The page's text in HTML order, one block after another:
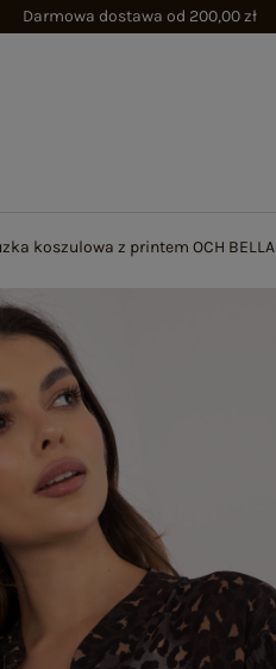
Darmowa dostawa od 200,00 zł
koszulowa z printem OCH BELLA